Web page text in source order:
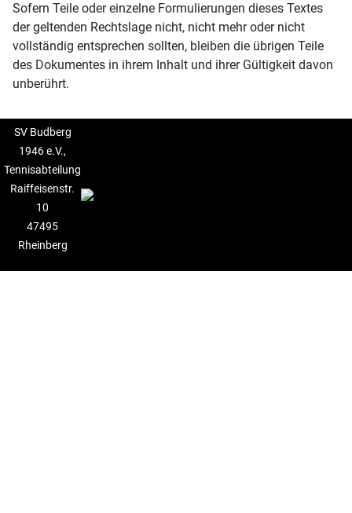
Sofern Teile oder einzelne Formulierungen dieses Textes
der geltenden Rechtslage nicht, nicht mehr oder nicht
vollständig entsprechen sollten, bleiben die übrigen Teile
des Dokumentes in ihrem Inhalt und ihrer Gültigkeit davon
unberührt.
SV Budberg
1946 e.V.,
Tennisabteilung
Raiffeisenstr.
10
47495
Rheinberg